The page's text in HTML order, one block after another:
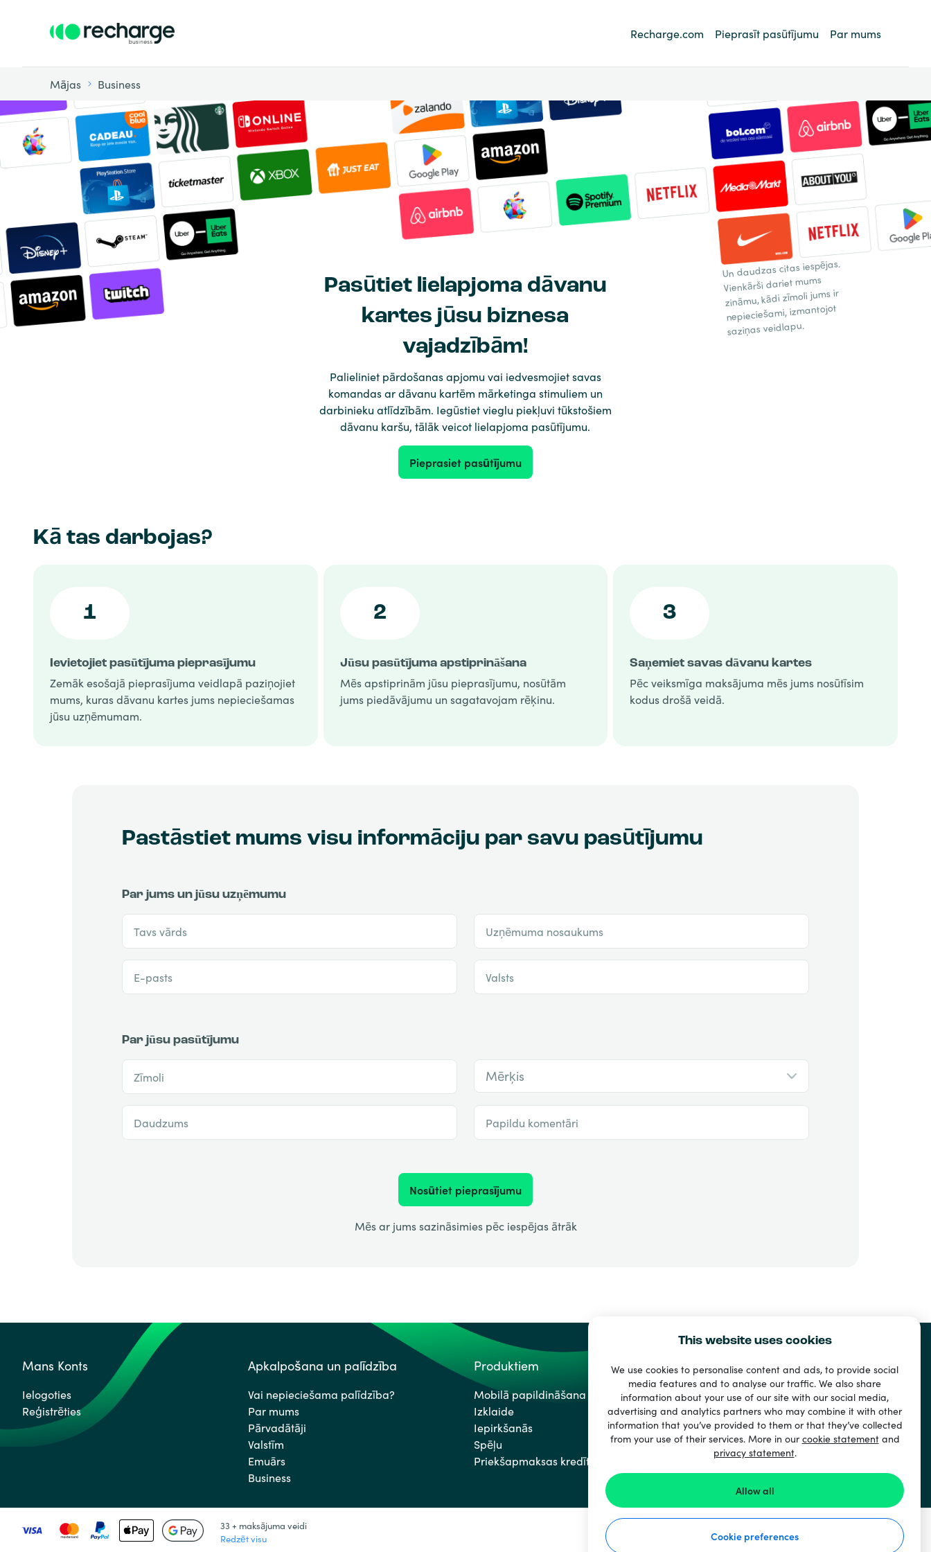
This website uses cookies
We use cookies to personalise content and ads, to provide social
media features and to analyse our traffic. We also share
information about your use of our site with our social media,
advertising and analytics partners who may combine it with other
information that you’ve provided to them or that they’ve collected
from your use of their services. More in ourcookie statementand
privacy statement.
Allow all
Cookie preferences
Recharge.com Pieprasīt pasūtījumu Par mums
Mājas Business
Pasūtiet lielapjoma dāvanu
kartes jūsu biznesa
vajadzībām!
Palieliniet pārdošanas apjomu vai iedvesmojiet savas
komandas ar dāvanu kartēm mārketinga stimuliem un
darbinieku atlīdzībām. Iegūstiet vieglu piekļuvi tūkstošiem
dāvanu karšu, tālāk veicot lielapjoma pasūtījumu.
Pieprasiet pasūtījumu
Un daudzas citas iespējas.
Vienkārši dariet mums
zināmu, kādi zīmoli jums ir
nepieciešami, izmantojot
saziņas veidlapu.
Kā tas darbojas?
1
Ievietojiet pasūtījuma pieprasījumu
Zemāk esošajā pieprasījuma veidlapā paziņojiet
mums, kuras dāvanu kartes jums nepieciešamas
jūsu uzņēmumam.
2
Jūsu pasūtījuma apstiprināšana
Mēs apstiprinām jūsu pieprasījumu, nosūtām
jums piedāvājumu un sagatavojam rēķinu.
3
Saņemiet savas dāvanu kartes
Pēc veiksmīga maksājuma mēs jums nosūtīsim
kodus drošā veidā.
Pastāstiet mums visu informāciju par savu pasūtījumu
Par jums un jūsu uzņēmumu
Tavs vārds Uzņēmuma nosaukums
E-pasts Valsts
Par jūsu pasūtījumu
Zīmoli Mērķis
Daudzums Papildu komentāri
Nosūtiet pieprasījumu
Mēs ar jums sazināsimies pēc iespējas ātrāk
Mans Konts
Ielogoties
Reģistrēties
Apkalpošana un palīdzība
Vai nepieciešama palīdzība?
Par mums
Pārvadātāji
Valstīm
Emuārs
Business
Produktiem
Mobilā papildināšana
Izklaide
Iepirkšanās
Spēļu
Priekšapmaksas kredītkartes
33 + maksājuma veidi
Redzēt visu